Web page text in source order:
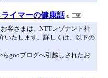
イマーの健康話
客さまは、NTTレゾナント社
いたします。詳しくは、以下の
gooブログへ引越しされたお